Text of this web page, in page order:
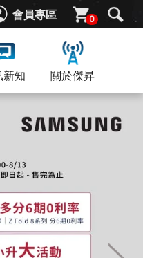
會員專區 0
新知 關於傑昇